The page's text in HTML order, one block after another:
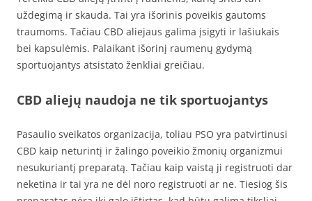
uždegimą ir skauda. Tai yra išorinis poveikis gautoms
traumoms. Tačiau CBD aliejaus galima įsigyti ir lašiukais
bei kapsulėmis. Palaikant išorinį raumenų gydymą
sportuojantys atsistato ženkliai greičiau.
CBD aliejų naudoja ne tik sportuojantys
Pasaulio sveikatos organizacija, toliau PSO yra patvirtinusi
CBD kaip neturintį ir žalingo poveikio žmonių organizmui
nesukuriantį preparatą. Tačiau kaip vaistą ji registruoti dar
neketina ir tai yra ne dėl noro registruoti ar ne. Tiesiog šis